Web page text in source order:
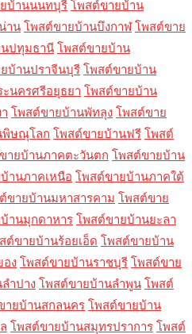
บ้านนนทบุรี โพสต์ขายบ้าน
าน โพสต์ขายบ้านบึงกาฬ โพสต์ขาย
ปทุมธานี โพสต์ขายบ้าน
บ้านปราจีนบุรี โพสต์ขายบ้าน
นครศรีอยุธยา โพสต์ขายบ้าน
โพสต์ขายบ้านพัทลุง โพสต์ขาย
พิษณุโลก โพสต์ขายบ้านฟรี โพสต์
ายบ้านภาคตะวันตก โพสต์ขายบ้าน
านภาคเหนือ โพสต์ขายบ้านภาคใต้
ขายบ้านมหาสารคาม โพสต์ขาย
านมุกดาหาร โพสต์ขายบ้านยะลา
ต์ขายบ้านร้อยเอ็ด โพสต์ขายบ้าน
อง โพสต์ขายบ้านราชบุรี โพสต์ขาย
ำปาง โพสต์ขายบ้านลำพูน โพสต์
ายบ้านสกลนคร โพสต์ขายบ้าน
โพสต์ขายบ้านสมุทรปราการ โพสต์